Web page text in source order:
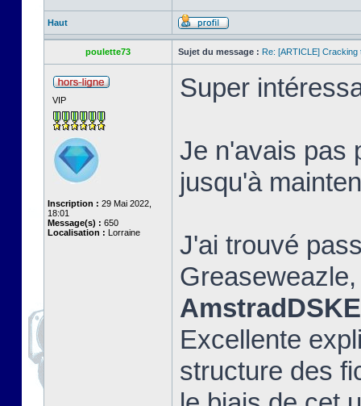
Haut
poulette73 Sujet du message : Re: [ARTICLE] Cracking
VIP
Inscription : 29 Mai 2022,
18:01
Message(s) : 650
Localisation : Lorraine
Super
Je n'avais pas
jusqu'à
J'ai trouvé
Excellente
structure des